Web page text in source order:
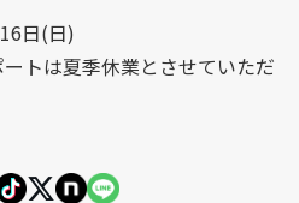
日(日)
トは夏季休業とさせていただ